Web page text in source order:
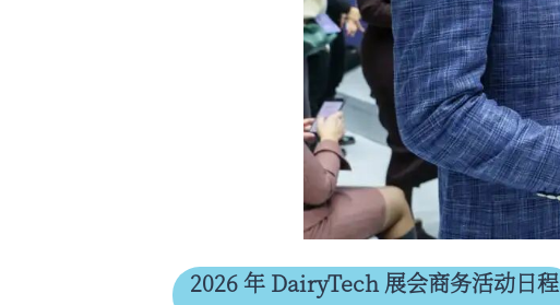
2026 年 DairyTech 展会商务活动日程